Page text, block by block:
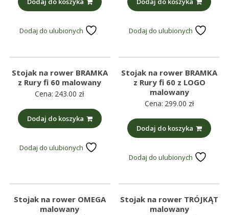
Dodaj do ulubionych Dodaj do ulubionych
Stojak na rower BRAMKA
z Rury fi 60 malowany
Cena: 243.00 zł
Dodaj do koszyka
Dodaj do ulubionych
Stojak na rower BRAMKA
z Rury fi 60 z LOGO
malowany
Cena: 299.00 zł
Dodaj do koszyka
Dodaj do ulubionych
Stojak na rower OMEGA
malowany
Stojak na rower TRÓJKĄT
malowany